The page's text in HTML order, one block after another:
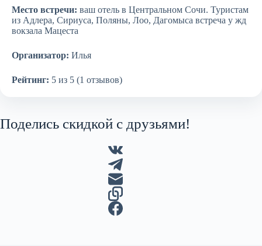
Место встречи: ваш отель в Центральном Сочи. Туристам
из Адлера, Сириуса, Поляны, Лоо, Дагомыса встреча у жд
вокзала Мацеста
Организатор: Илья
Рейтинг: 5 из 5 (1 отзывов)
Поделись скидкой с друзьями!